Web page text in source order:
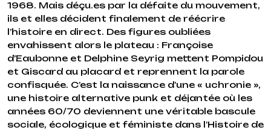
1968. Mais déçu.es par la défaite du mouvement,
ils et elles décident finalement de réécrire
l’histoire en direct. Des figures oubliées
envahissent alors le plateau : Françoise
d’Eaubonne et Delphine Seyrig mettent Pompidou
et Giscard au placard et reprennent la parole
confisquée. C’est la naissance d’une « uchronie »,
une histoire alternative punk et déjantée où les
années 60/70 deviennent une véritable bascule
sociale, écologique et féministe dans l’Histoire de